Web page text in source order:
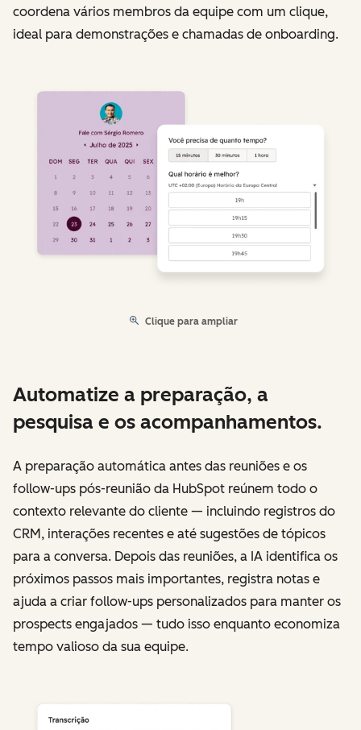
coordena vários membros da equipe com um clique,
ideal para demonstrações e chamadas de onboarding.
Clique para ampliar
Automatize a preparação, a
pesquisa e os acompanhamentos.
A preparação automática antes das reuniões e os
follow-ups pós-reunião da HubSpot reúnem todo o
contexto relevante do cliente — incluindo registros do
CRM, interações recentes e até sugestões de tópicos
para a conversa. Depois das reuniões, a IA identifica os
próximos passos mais importantes, registra notas e
ajuda a criar follow-ups personalizados para manter os
prospects engajados — tudo isso enquanto economiza
tempo valioso da sua equipe.